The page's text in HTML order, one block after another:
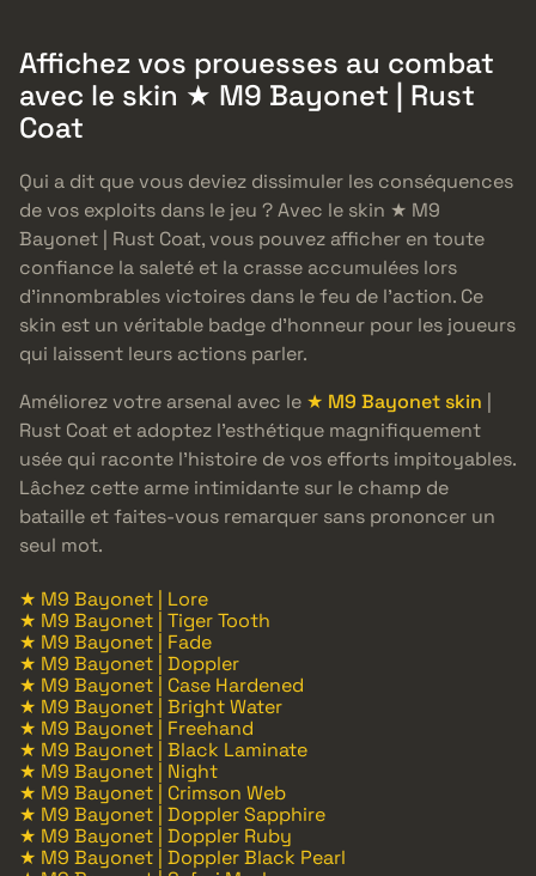
Affichez vos prouesses au combat
avec le skin ★ M9 Bayonet | Rust
Coat
Qui a dit que vous deviez dissimuler les conséquences
de vos exploits dans le jeu ? Avec le skin ★ M9
Bayonet | Rust Coat, vous pouvez afficher en toute
confiance la saleté et la crasse accumulées lors
d’innombrables victoires dans le feu de l’action. Ce
skin est un véritable badge d’honneur pour les joueurs
qui laissent leurs actions parler.
Améliorez votre arsenal avec le ★ M9 Bayonet skin
Rust Coat et adoptez l’esthétique magnifiquement
usée qui raconte l’histoire de vos efforts impitoyables.
Lâchez cette arme intimidante sur le champ de
bataille et faites-vous remarquer sans prononcer un
seul mot.
★ M9 Bayonet | Lore
★ M9 Bayonet | Tiger Tooth
★ M9 Bayonet | Fade
★ M9 Bayonet | Doppler
★ M9 Bayonet | Case Hardened
★ M9 Bayonet | Bright Water
★ M9 Bayonet | Freehand
★ M9 Bayonet | Black Laminate
★ M9 Bayonet | Night
★ M9 Bayonet | Crimson Web
★ M9 Bayonet | Doppler Sapphire
★ M9 Bayonet | Doppler Ruby
★ M9 Bayonet | Doppler Black Pearl